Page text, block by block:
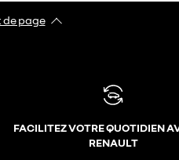
de page​
FACILITEZ VOTRE QUOTIDIEN
RENAULT